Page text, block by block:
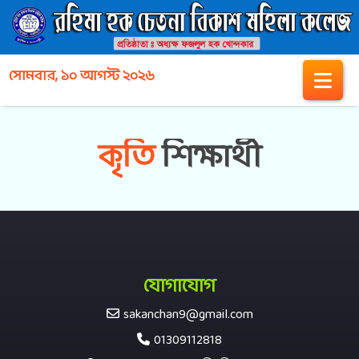
সোমবার, ১০ আগস্ট ২০২৬
কৃতিশিক্ষার্থী
যোগাযোগ
sakanchan9@gmail.com
01309112818